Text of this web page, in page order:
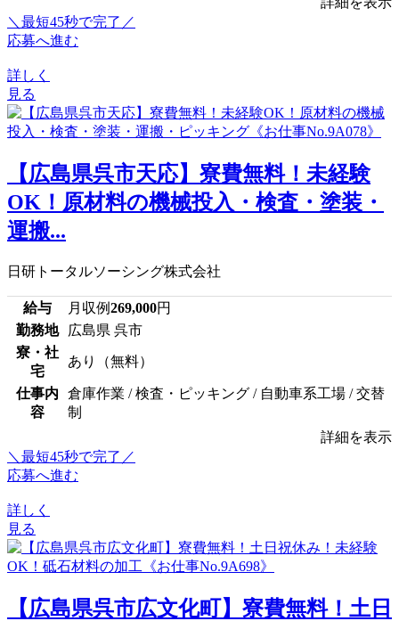
＼最短45秒で完了／
応募へ進む
詳しく
見る
【広島県呉市天応】寮費無料！未経験
OK！原材料の機械投入・検査・塗装・
運搬...
日研トータルソーシング株式会社
給与 月収例269,000円
勤務地
広島県 呉市
寮・社
宅
あり（無料）
仕事内
容
倉庫作業 / 検査・ピッキング / 自動車系工場 / 交替
制
詳細を表示
＼最短45秒で完了／
応募へ進む
詳しく
見る
【広島県呉市広文化町】寮費無料！土日